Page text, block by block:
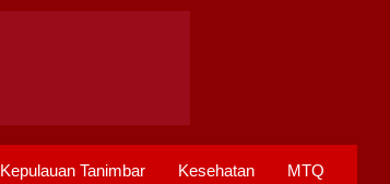
Kepulauan Tanimbar Kesehatan MTQ